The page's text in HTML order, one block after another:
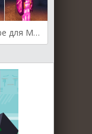
Voidscape для Майнкрафт [1.20.2, 1.19.3, 1.19.2]